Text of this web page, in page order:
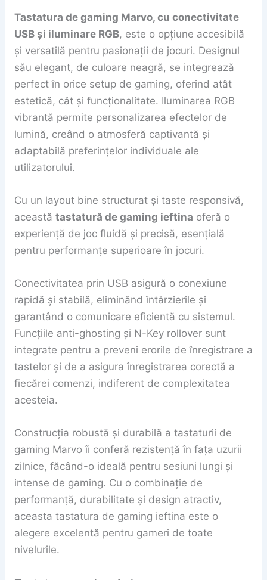
Tastatura de gaming Marvo, cu conectivitate
USB și iluminare RGB, este o opțiune accesibilă
și versatilă pentru pasionații de jocuri. Designul
său elegant, de culoare neagră, se integrează
perfect în orice setup de gaming, oferind atât
estetică, cât și funcționalitate. Iluminarea RGB
vibrantă permite personalizarea efectelor de
lumină, creând o atmosferă captivantă și
adaptabilă preferințelor individuale ale
utilizatorului.
Cu un layout bine structurat și taste responsivă,
această tastatură de gaming ieftina oferă o
experiență de joc fluidă și precisă, esențială
pentru performanțe superioare în jocuri.
Conectivitatea prin USB asigură o conexiune
rapidă și stabilă, eliminând întârzierile și
garantând o comunicare eficientă cu sistemul.
Funcțiile anti-ghosting și N-Key rollover sunt
integrate pentru a preveni erorile de înregistrare a
tastelor și de a asigura înregistrarea corectă a
fiecărei comenzi, indiferent de complexitatea
acesteia.
Construcția robustă și durabilă a tastaturii de
gaming Marvo îi conferă rezistență în fața uzurii
zilnice, făcând-o ideală pentru sesiuni lungi și
intense de gaming. Cu o combinație de
performanță, durabilitate și design atractiv,
aceasta tastatura de gaming ieftina este o
alegere excelentă pentru gameri de toate
nivelurile.